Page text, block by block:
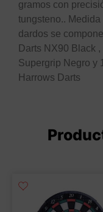
gramos con
tungsteno.. Medida
dardos se
Darts NX90 Black
Supergrip Negro y
Harrows Darts